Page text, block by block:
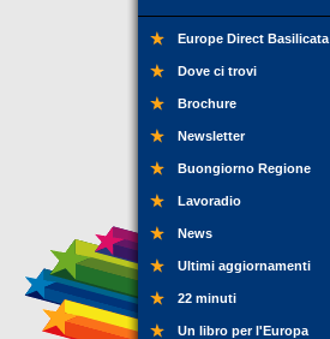
Europe Direct Basilicata
Dove ci trovi
Brochure
Newsletter
Buongiorno Regione
Lavoradio
News
Ultimi aggiornamenti
22 minuti
Un libro per l'Europa